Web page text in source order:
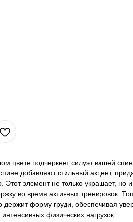
цвете подчеркнет силуэт вашей
добавляют стильный акцент,
Этот элемент не только украшает, но и
во время активных тренировок.
форму груди, обеспечивая
физических нагрузок.